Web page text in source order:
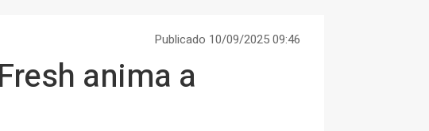
Publicado 10/09/2025 09:46
anima a